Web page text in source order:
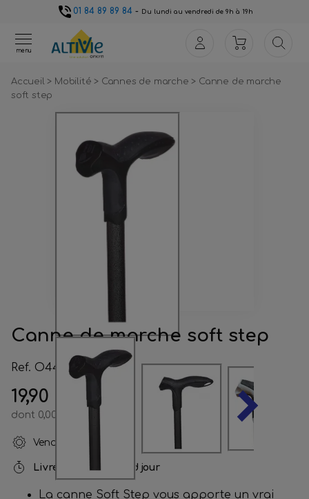
01 84 89 89 84- Du lundi au vendredi de 9h à 19h
menu
Accueil> Mobilité> Cannes de marche> Canne de marche
soft step
Canne de marche soft step
Ref. O4404
19,90 €
dont 0,00 € d'écotaxe
Vendu par
Livré sous undefined jour
La canne Soft Step vous apporte un vrai